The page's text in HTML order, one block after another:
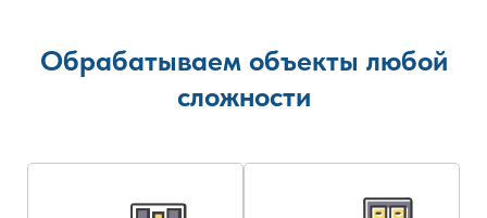
Обрабатываем объекты любой
сложности